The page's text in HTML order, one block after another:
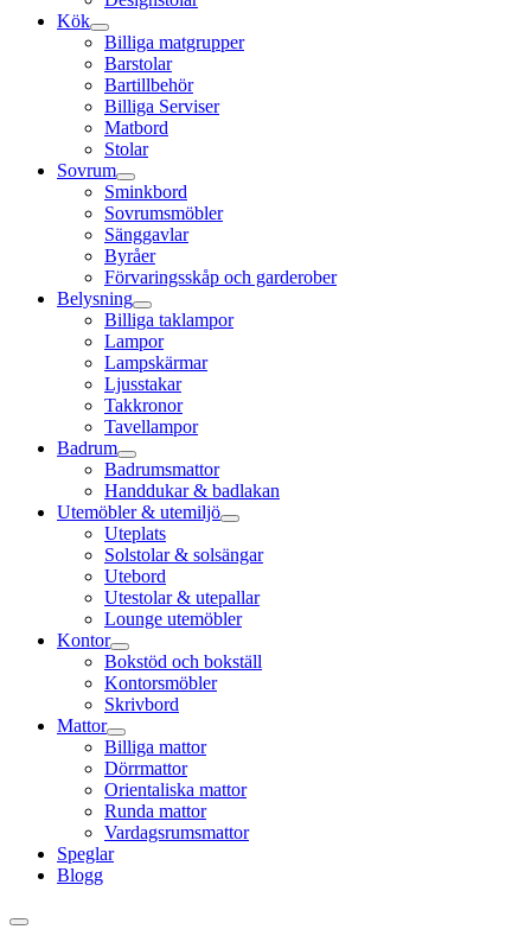
Kök
Billiga matgrupper
Barstolar
Bartillbehör
Billiga Serviser
Matbord
Stolar
Sovrum
Sminkbord
Sovrumsmöbler
Sänggavlar
Byråer
Förvaringsskåp och garderober
Belysning
Billiga taklampor
Lampor
Lampskärmar
Ljusstakar
Takkronor
Tavellampor
Badrum
Badrumsmattor
Handdukar & badlakan
Utemöbler & utemiljö
Uteplats
Solstolar & solsängar
Utebord
Utestolar & utepallar
Lounge utemöbler
Kontor
Bokstöd och bokställ
Kontorsmöbler
Skrivbord
Mattor
Billiga mattor
Dörrmattor
Orientaliska mattor
Runda mattor
Vardagsrumsmattor
Speglar
Blogg